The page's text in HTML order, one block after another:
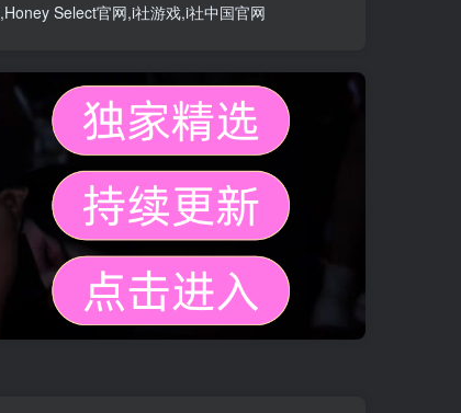
,Honey Select官网,i社游戏,i社中国官网